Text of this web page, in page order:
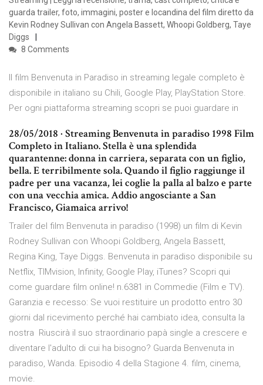
guarda trailer, foto, immagini, poster e locandina del film diretto da
Kevin Rodney Sullivan con Angela Bassett, Whoopi Goldberg, Taye
Diggs
8 Comments
Il film Benvenuta in Paradiso in streaming legale completo è
disponibile in italiano su Chili, Google Play, PlayStation Store.
Per ogni piattaforma streaming scopri se puoi guardare in
28/05/2018 · Streaming Benvenuta in paradiso 1998 Film
Completo in Italiano. Stella è una splendida
quarantenne: donna in carriera, separata con un figlio,
bella. E terribilmente sola. Quando il figlio raggiunge il
padre per una vacanza, lei coglie la palla al balzo e parte
con una vecchia amica. Addio angosciante a San
Francisco, Giamaica arrivo!
Trailer del film Benvenuta in paradiso (1998) un film di Kevin
Rodney Sullivan con Whoopi Goldberg, Angela Bassett,
Regina King, Taye Diggs. Benvenuta in paradiso disponibile su
Netflix, TIMvision, Infinity, Google Play, iTunes? Scopri qui
come guardare film online! n.6381 in Commedie (Film e TV).
Garanzia e recesso: Se vuoi restituire un prodotto entro 30
giorni dal ricevimento perché hai cambiato idea, consulta la
nostra Riuscirà il suo straordinario papà single a crescere e
diventare l'adulto di cui ha bisogno? Guarda Benvenuta in
paradiso, Wanda. Episodio 4 della Stagione 4. film, cinema,
movie.